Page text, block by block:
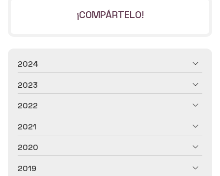
¡COMPÁRTELO!
2024
2023
2022
2021
2020
2019